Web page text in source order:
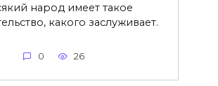
народ имеет такое
какого заслуживает.
0 26